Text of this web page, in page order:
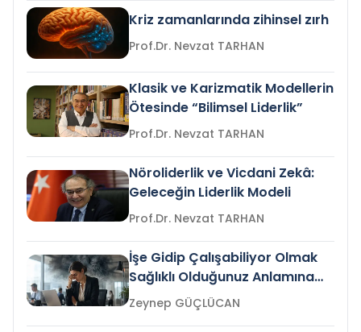
Kriz zamanlarında zihinsel zırh
Prof.Dr. Nevzat TARHAN
Klasik ve Karizmatik Modellerin
Ötesinde “Bilimsel Liderlik”
Prof.Dr. Nevzat TARHAN
Nöroliderlik ve Vicdani Zekâ:
Geleceğin Liderlik Modeli
Prof.Dr. Nevzat TARHAN
İşe Gidip Çalışabiliyor Olmak
Sağlıklı Olduğunuz Anlamına
Gelir mi?Zeynep GÜÇLÜCAN